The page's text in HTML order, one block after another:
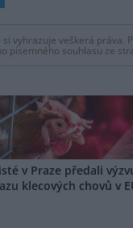
vyhrazuje veškerá práva.
písemného souhlasu ze
v Praze předali
klecových chovů v